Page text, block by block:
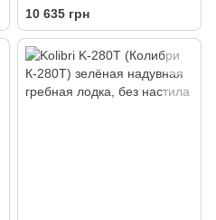
гребная лодка, без настила
10 635 грн